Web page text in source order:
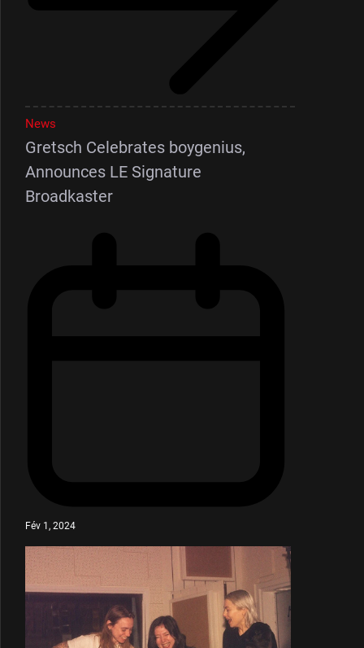
News
Gretsch Celebrates boygenius,
Announces LE Signature
Broadkaster
Fév 1, 2024